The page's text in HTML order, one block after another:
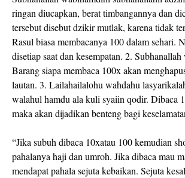
ringan diucapkan, berat timbangannya dan
tersebut disebut dzikir mutlak, karena tidak
Rasul biasa membacanya 100 dalam sehari.
disetiap saat dan kesempatan. 2.
Barang siapa membaca 100x akan
lautan. 3. Lailahailalohu wahdahu
walahul hamdu ala kuli syaiin qodir. Dibaca
maka akan dijadikan benteng bagi
“Jika subuh dibaca 10xatau 100 kemudian
pahalanya haji dan umroh. Jika dibaca mau
mendapat pahala sejuta kebaikan. Sejuta